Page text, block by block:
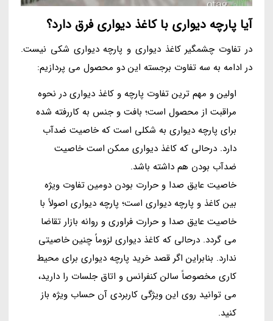
آیا پارچه دیواری با کاغذ دیواری فرق دارد؟
در تفاوت چشمگیر کاغذ دیواری و پارچه دیواری شکی نیست.
در ادامه به سه تفاوت برجسته این دو محصول می پردازیم:
اولین و مهم ترین تفاوت پارچه و کاغذ دیواری در نحوه
مراقبت از محصول است؛ بافت و جنس به کاررفته شده
برای پارچه دیواری به شکلی است که خاصیت ضدآب
دارد. درحالی که کاغذ دیواری ممکن است خاصیت
ضدآب بودن هم داشته باشد.
خاصیت عایق صدا و حرارت بودن دومین تفاوت ویژه
بین کاغذ و پارچه دیواری است؛ پارچه دیواری اصولاً با
خاصیت عایق صدا و حرارت فراوری و روانه بازار تقاضا
می گردد. درحالی که کاغذ دیواری لزوماً چنین خاصیتی
ندارد. بنابراین اگر قصد خرید پارچه دیواری برای محیط
کاری مخصوصاً سالن کنفرانس و اتاق جلسات را دارید،
می توانید روی این ویژگی کاربردی آن حساب ویژه باز
کنید.